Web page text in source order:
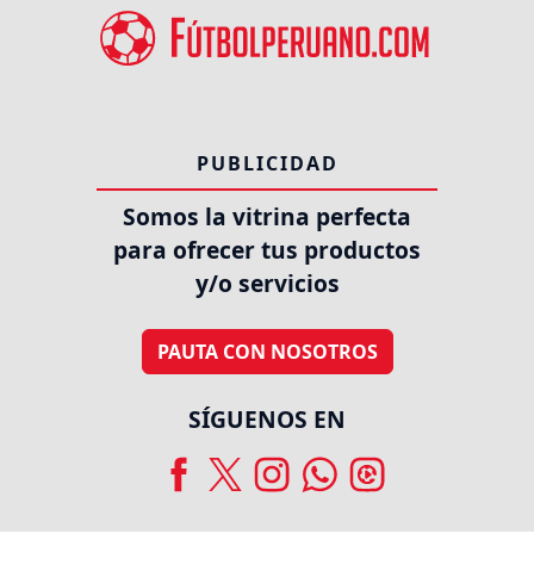
PUBLICIDAD
Somos la vitrina perfecta
para ofrecer tus productos
y/o servicios
PAUTA CON NOSOTROS
SÍGUENOS EN